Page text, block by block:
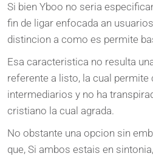
Si bien Yboo no seria
fin de ligar enfocada an
distincion a como es permite
Esa caracteristica no resulta
referente a listo, la cual permite
intermediarios y no ha
cristiano la cual agrada.
No obstante una opcion sin
que, Si ambos estais en